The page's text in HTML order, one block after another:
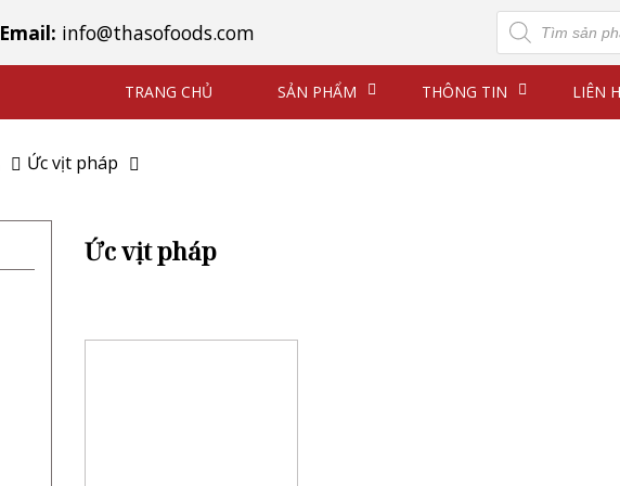
Email: info@thasofoods.com
Tìm
kiếm
sản
phẩm
TRANG CHỦ SẢN PHẨM THÔNG TIN LIÊN
Ức vịt pháp
Ức vịt pháp